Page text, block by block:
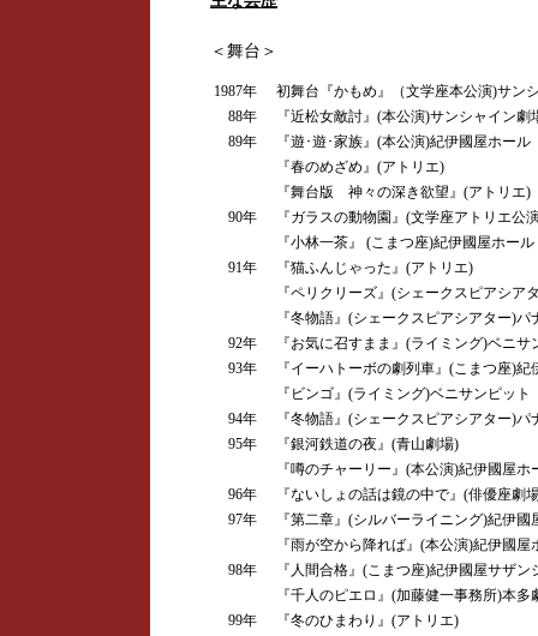
＜舞台＞
1987年
初舞台『かもめ』（文学座本公演)サン
88年
『近松女敵討』(本公演)サンシャイン劇
89年
『遊･遊･家族』(本公演)紀伊國屋ホール
『春のめざめ』(アトリエ)
『舞台版 神々の深き欲望』(アトリエ)
90年
『ガラスの動物園』(文学座アトリエ公
『小林一茶』 (こまつ座)紀伊國屋ホール
91年
『猫ふんじゃった』(アトリエ)
『ペリクリーズ』(シェークスピアシア
『冬物語』(シェークスピアシアター)パ
92年
『お気に召すまま』(ライミング)ベニサ
93年
『イーハトーボの劇列車』(こまつ座)紀
『ビンゴ』(ライミング)ベニサンピット
94年
『冬物語』(シェークスピアシアター)パ
95年
『銀河鉄道の夜』(青山劇場)
『噂のチャーリー』(本公演)紀伊國屋ホ
96年
『ないしょの話は鏡の中で』(俳優座劇
97年
『第二章』(シルバーライニング)紀伊國
『雨が空から降れば』(本公演)紀伊國屋
98年
『人間合格』(こまつ座)紀伊國屋サザン
『千人のピエロ』(加藤健一事務所)本多
99年
『冬のひまわり』(アトリエ)